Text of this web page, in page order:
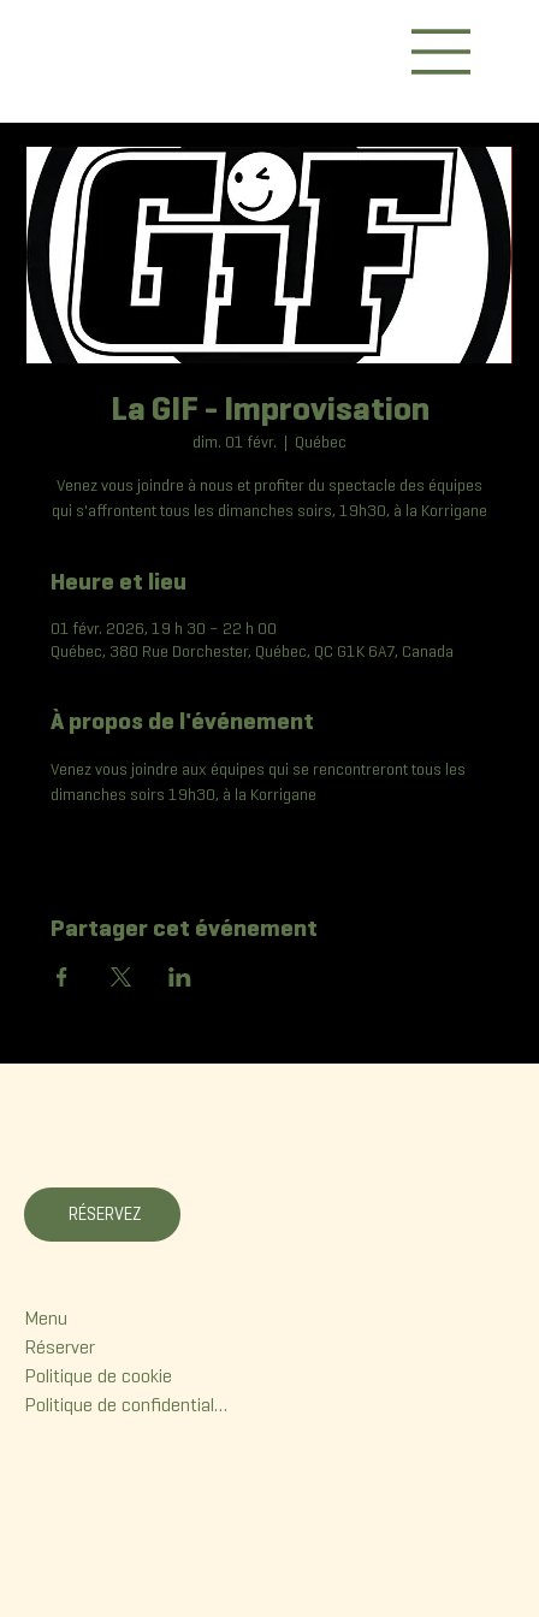
La GIF - Improvisation
dim. 01 févr.
  |
Québec
Venez vous joindre à nous et profiter du spectacle des équipes
qui s'affrontent tous les dimanches soirs, 19h30, à la Korrigane
Heure et lieu
01 févr. 2026, 19 h 30 – 22 h 00
Québec, 380 Rue Dorchester, Québec, QC G1K 6A7, Canada
À propos de l'événement
Venez vous joindre aux équipes qui se rencontreront tous les
dimanches soirs 19h30, à la Korrigane
Partager cet événement
Menu
Réserver
Politique de cookie
Politique de confidentialité
RÉSERVEZ